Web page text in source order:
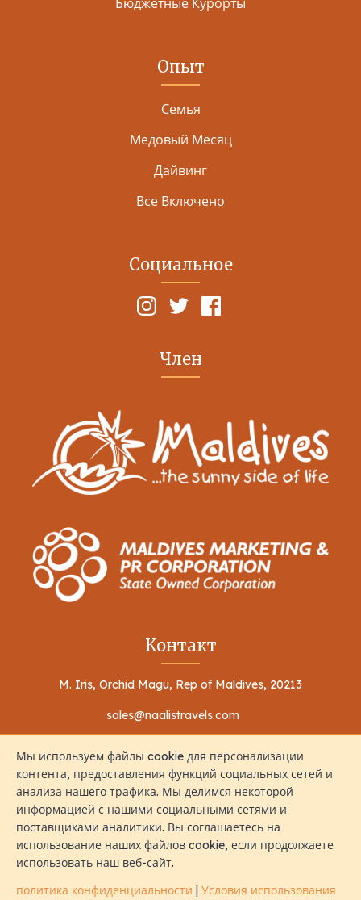
Опыт
Семья
Медовый Месяц
Дайвинг
Все Включено
Социальное
Член
Контакт
M. Iris, Orchid Magu, Rep of Maldives, 20213
sales@naalistravels.com
Условия использования политика конфиденциальности
Мы используем файлы cookie для персонализации
контента, предоставления функций социальных сетей и
анализа нашего трафика. Мы делимся некоторой
информацией с нашими социальными сетями и
поставщиками аналитики. Вы соглашаетесь на
использование наших файлов cookie, если продолжаете
использовать наш веб-сайт.
политика конфиденциальности | Условия использования